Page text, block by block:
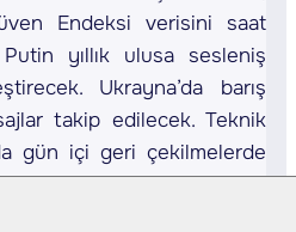
Endeksi verisini saat
Putin yıllık ulusa sesleniş
Ukrayna’da barış
takip edilecek. Teknik
gün içi geri çekilmelerde
puan seviyelerini takip
ise sırasıyla 11.470 -